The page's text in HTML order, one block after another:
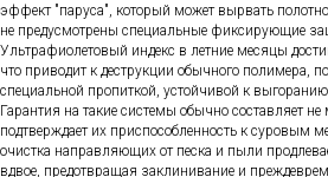
эффект "паруса", который может вырвать
не предусмотрены специальные фиксирующие
Ультрафиолетовый индекс в летние месяцы
что приводит к деструкции обычного полимера,
специальной пропиткой, устойчивой к выгоранию
Гарантия на такие системы обычно составляет не
подтверждает их приспособленность к суровым
очистка направляющих от песка и пыли
вдвое, предотвращая заклинивание и